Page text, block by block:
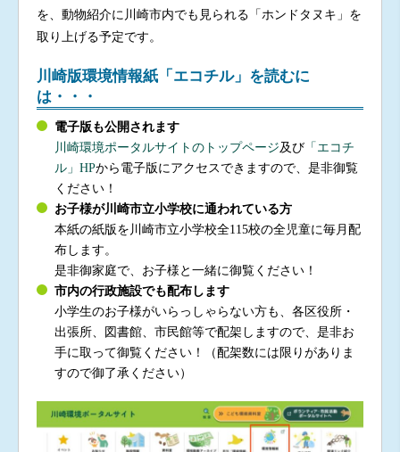
を、動物紹介に川崎市内でも見られる「ホンドタヌキ」を
取り上げる予定です。
川崎版環境情報紙「エコチル」を読むに
は・・・
電子版も公開されます
川崎環境ポータルサイトのトップページ及び 「エコチ
ル」HPから電子版にアクセスできますので、是非御覧
ください！
お子様が川崎市立小学校に通われている方
本紙の紙版を川崎市立小学校全115校の全児童に毎月配
布します。
是非御家庭で、お子様と一緒に御覧ください！
市内の行政施設でも配布します
小学生のお子様がいらっしゃらない方も、各区役所・
出張所、図書館、市民館等で配架しますので、是非お
手に取って御覧ください！（配架数には限りがありま
すので御了承ください）